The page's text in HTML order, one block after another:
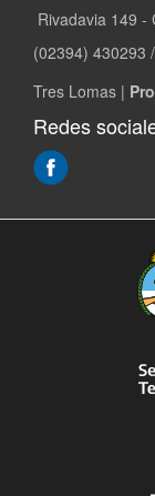
Rivadavia 149 -
(02394) 430293
Tres Lomas |
Redes